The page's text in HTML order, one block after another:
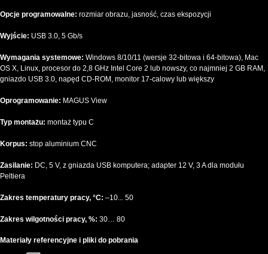
Opcje programowalne: rozmiar obrazu, jasność, czas ekspozycji
Wyjście: USB 3.0, 5 Gb/s
Wymagania systemowe: Windows 8/10/11 (wersje 32-bitowa i 64-bitowa), Mac
OS X, Linux, procesor do 2,8 GHz Intel Core 2 lub nowszy, co najmniej 2 GB RAM,
gniazdo USB 3.0, napęd CD-ROM, monitor 17-calowy lub większy
Oprogramowanie: MAGUS View
Typ montażu: montaż typu C
Korpus: stop aluminium CNC
Zasilanie: DC, 5 V, z gniazda USB komputera; adapter 12 V, 3 A dla modułu
Peltiera
Zakres temperatury pracy, °C: –10... 50
Zakres wilgotności pracy, %: 30… 80
Materiały referencyjne i pliki do pobrania